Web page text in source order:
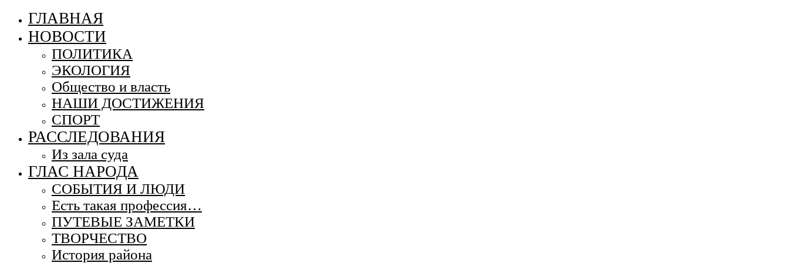
ГЛАВНАЯ
НОВОСТИ
ПОЛИТИКА
ЭКОЛОГИЯ
Общество и власть
НАШИ ДОСТИЖЕНИЯ
СПОРТ
РАССЛЕДОВАНИЯ
Из зала суда
ГЛАС НАРОДА
СОБЫТИЯ И ЛЮДИ
Есть такая профессия…
ПУТЕВЫЕ ЗАМЕТКИ
ТВОРЧЕСТВО
История района